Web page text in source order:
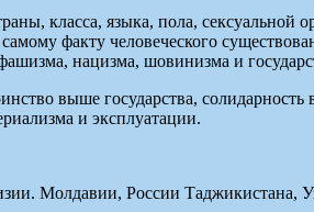
класса, языка, пола, сексуальной
факту человеческого
нацизма, шовинизма и
выше государства, солидарность
и эксплуатации.
Молдавии, России Таджикистана,